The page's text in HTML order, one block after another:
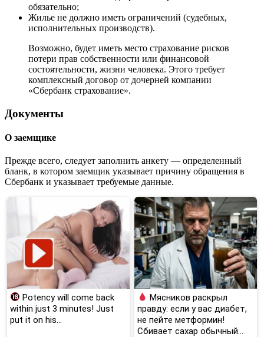
обязательно;
Жилье не должно иметь ограничений (судебных,
исполнительных производств).
Возможно, будет иметь место страхование рисков
потери прав собственности или финансовой
состоятельности, жизни человека. Этого требует
комплексный договор от дочерней компании
«Сбербанк страхование».
Документы
О заемщике
Прежде всего, следует заполнить анкету — определенный
бланк, в котором заемщик указывает причину обращения в
Сбербанк и указывает требуемые данные.
Potency will come back
within just 3 minutes! Just
put it on his…
Мясников раскрыл
правду: если у вас диабет,
не пейте метформин!
Сбивает сахар обычный...